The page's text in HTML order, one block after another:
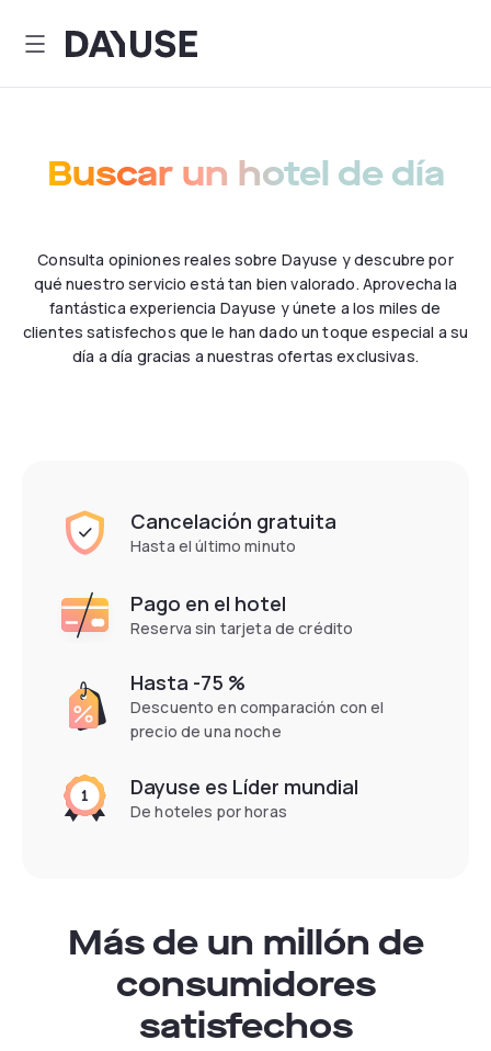
Dayuse
Buscar un hotel de día
Consulta opiniones reales sobre Dayuse y descubre por
qué nuestro servicio está tan bien valorado. Aprovecha la
fantástica experiencia Dayuse y únete a los miles de
clientes satisfechos que le han dado un toque especial a su
día a día gracias a nuestras ofertas exclusivas.
Cancelación gratuita
Hasta el último minuto
Pago en el hotel
Reserva sin tarjeta de crédito
Hasta -75 %
Descuento en comparación con el
precio de una noche
Dayuse es Líder mundial
De hoteles por horas
Más de un millón de
consumidores
satisfechos